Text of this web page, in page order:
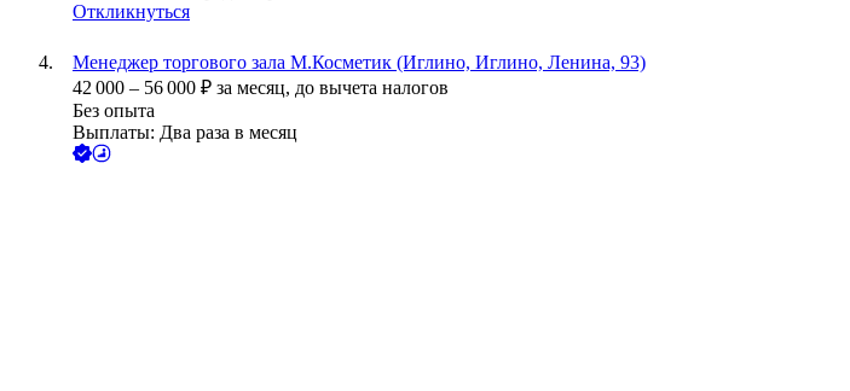
Откликнуться
Менеджер торгового зала М.Косметик (Иглино, Иглино, Ленина, 93)
42 000 – 56 000 ₽ за месяц, до вычета налогов
Без опыта
Выплаты: Два раза в месяц